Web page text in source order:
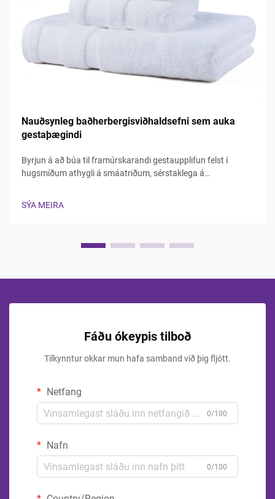
Nauðsynleg baðherbergisviðhaldsefni sem auka
gestaþægindi
Byrjun á að búa til framúrskarandi gestaupplifun felst í
hugsmíðum athygli á smáatriðum, sérstaklega á
og yfirborði. Baðherbergið berst sem helgihof þar sem gestir
SÝA MEIRA
Fáðu ókeypis tilboð
Tilkynntur okkar mun hafa samband við þig fljótt.
Netfang
0/100
Nafn
0/100